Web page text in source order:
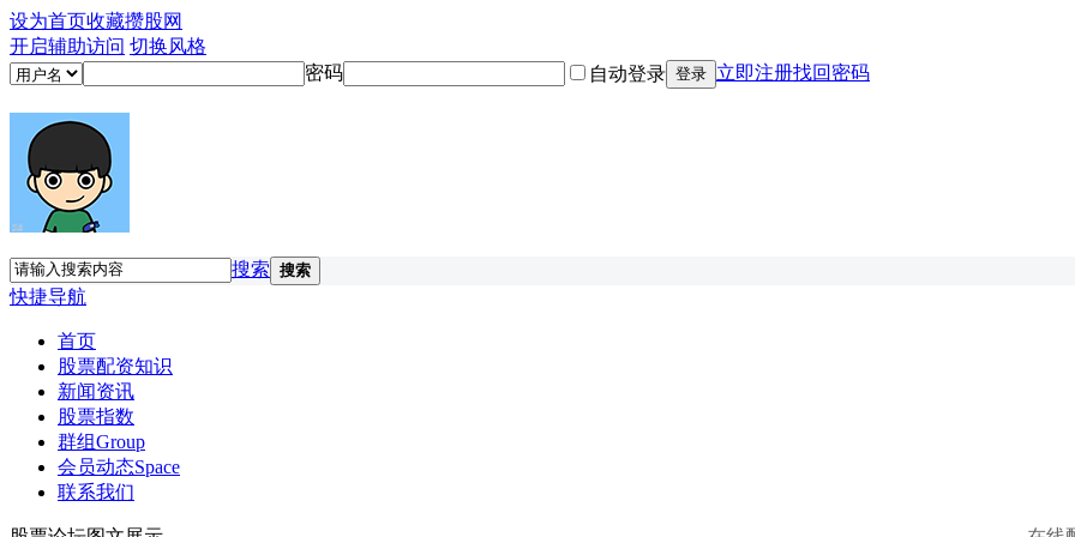
设为首页收藏攒股网
开启辅助访问 切换风格
密码
自动登录 登录 立即注册找回密码
搜索 搜索
快捷导航
首页
股票配资知识
新闻资讯
股票指数
群组Group
会员动态Space
联系我们